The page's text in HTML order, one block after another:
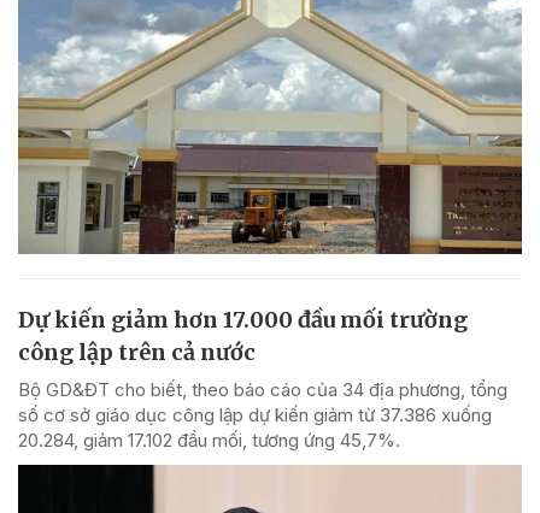
Dự kiến giảm hơn 17.000 đầu mối trường
công lập trên cả nước
Bộ GD&ĐT cho biết, theo báo cáo của 34 địa phương, tổng
số cơ sở giáo dục công lập dự kiến giảm từ 37.386 xuống
20.284, giảm 17.102 đầu mối, tương ứng 45,7%.